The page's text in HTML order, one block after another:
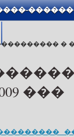
�
���